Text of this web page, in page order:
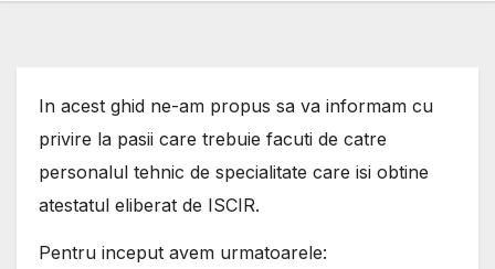
In acest ghid ne-am propus sa va informam cu
privire la pasii care trebuie facuti de catre
personalul tehnic de specialitate care isi obtine
atestatul eliberat de ISCIR.
Pentru inceput avem urmatoarele: